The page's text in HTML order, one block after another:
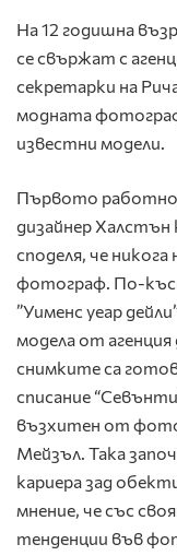
На 12 годишна
се свържат с
секретарки на
модната
известни модели.
Първото работно
дизайнер
споделя, че
фотограф. По-
”Уименс уеар
модела от
снимките са
списание
възхитен от
Мейзъл. Така
кариера зад
мнение, че със
тенденции във